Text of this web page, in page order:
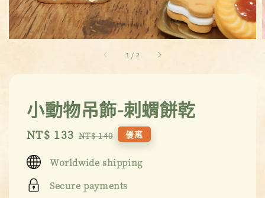
1 / 2
小動物吊飾-刺蝟餅乾
Sale
NT$ 133 Regular
NT$ 140 優惠
Worldwide shipping
Secure payments